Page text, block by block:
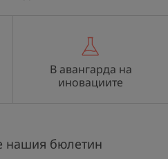
В авангарда на
иновациите
нашия бюлетин